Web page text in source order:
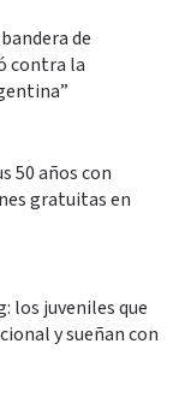
de
contra la
50 años con
gratuitas en
los juveniles que
y sueñan con